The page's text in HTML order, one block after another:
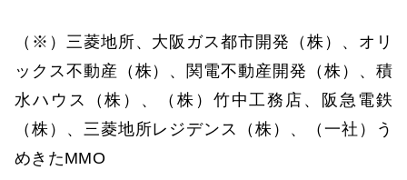
（※）三菱地所、大阪ガス都市開発（株）、オリ
ックス不動産（株）、関電不動産開発（株）、積
水ハウス（株）、（株）竹中工務店、阪急電鉄
（株）、三菱地所レジデンス（株）、（一社）う
めきたMMO